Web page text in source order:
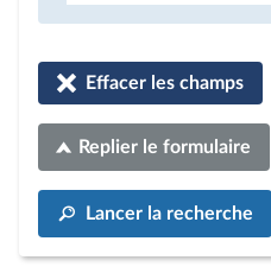
Effacer les champs
Replier le formulaire
Lancer la recherche